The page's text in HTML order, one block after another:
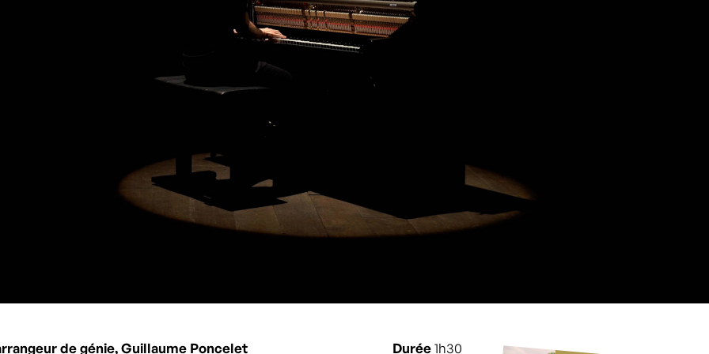
de génie, Guillaume Poncelet
Durée1h30